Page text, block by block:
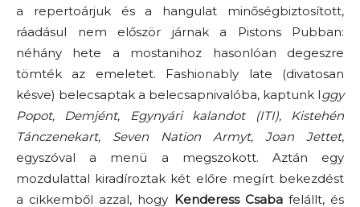
a repertoárjuk és a hangulat minőségbiztosított,
ráadásul nem először járnak a Pistons Pubban:
néhány hete a mostanihoz hasonlóan degeszre
tömték az emeletet. Fashionably late (divatosan
késve) belecsaptak a belecsapnivalóba, kaptunk Iggy
Popot, Demjént, Egynyári kalandot (ITI), Kistehén
Tánczenekart, Seven Nation Armyt, Joan Jettet,
egyszóval a menü a megszokott. Aztán egy
mozdulattal kiradíroztak két előre megírt bekezdést
a cikkemből azzal, hogy Kenderess Csabafelállt, és